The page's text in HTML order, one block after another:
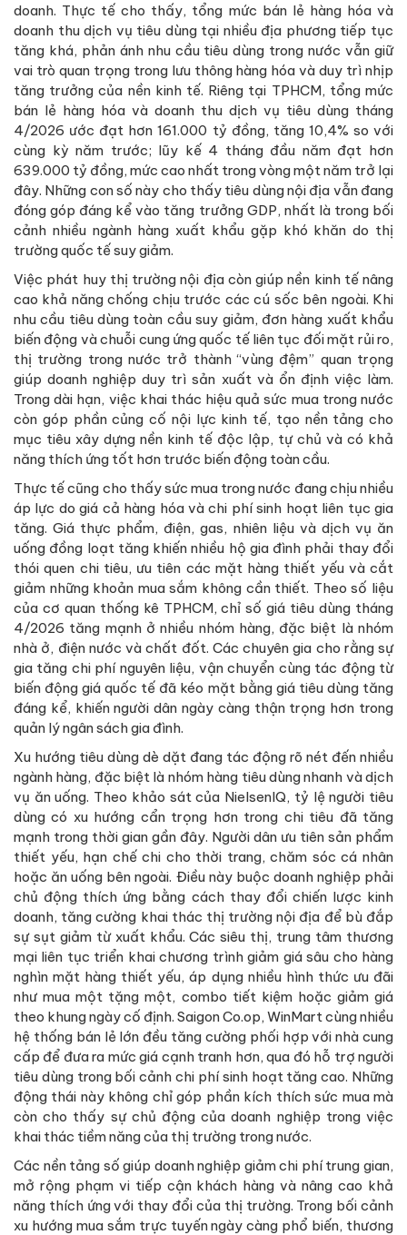
doanh. Thực tế cho thấy, tổng mức bán lẻ hàng hóa và
doanh thu dịch vụ tiêu dùng tại nhiều địa phương tiếp tục
tăng khá, phản ánh nhu cầu tiêu dùng trong nước vẫn giữ
vai trò quan trọng trong lưu thông hàng hóa và duy trì nhịp
tăng trưởng của nền kinh tế. Riêng tại TPHCM, tổng mức
bán lẻ hàng hóa và doanh thu dịch vụ tiêu dùng tháng
4/2026 ước đạt hơn 161.000 tỷ đồng, tăng 10,4% so với
cùng kỳ năm trước; lũy kế 4 tháng đầu năm đạt hơn
639.000 tỷ đồng, mức cao nhất trong vòng một năm trở lại
đây. Những con số này cho thấy tiêu dùng nội địa vẫn đang
đóng góp đáng kể vào tăng trưởng GDP, nhất là trong bối
cảnh nhiều ngành hàng xuất khẩu gặp khó khăn do thị
trường quốc tế suy giảm.
Việc phát huy thị trường nội địa còn giúp nền kinh tế nâng
cao khả năng chống chịu trước các cú sốc bên ngoài. Khi
nhu cầu tiêu dùng toàn cầu suy giảm, đơn hàng xuất khẩu
biến động và chuỗi cung ứng quốc tế liên tục đối mặt rủi ro,
thị trường trong nước trở thành “vùng đệm” quan trọng
giúp doanh nghiệp duy trì sản xuất và ổn định việc làm.
Trong dài hạn, việc khai thác hiệu quả sức mua trong nước
còn góp phần củng cố nội lực kinh tế, tạo nền tảng cho
mục tiêu xây dựng nền kinh tế độc lập, tự chủ và có khả
năng thích ứng tốt hơn trước biến động toàn cầu.
Thực tế cũng cho thấy sức mua trong nước đang chịu nhiều
áp lực do giá cả hàng hóa và chi phí sinh hoạt liên tục gia
tăng. Giá thực phẩm, điện, gas, nhiên liệu và dịch vụ ăn
uống đồng loạt tăng khiến nhiều hộ gia đình phải thay đổi
thói quen chi tiêu, ưu tiên các mặt hàng thiết yếu và cắt
giảm những khoản mua sắm không cần thiết. Theo số liệu
của cơ quan thống kê TPHCM, chỉ số giá tiêu dùng tháng
4/2026 tăng mạnh ở nhiều nhóm hàng, đặc biệt là nhóm
nhà ở, điện nước và chất đốt. Các chuyên gia cho rằng sự
gia tăng chi phí nguyên liệu, vận chuyển cùng tác động từ
biến động giá quốc tế đã kéo mặt bằng giá tiêu dùng tăng
đáng kể, khiến người dân ngày càng thận trọng hơn trong
quản lý ngân sách gia đình.
Xu hướng tiêu dùng dè dặt đang tác động rõ nét đến nhiều
ngành hàng, đặc biệt là nhóm hàng tiêu dùng nhanh và dịch
vụ ăn uống. Theo khảo sát của NielsenIQ, tỷ lệ người tiêu
dùng có xu hướng cẩn trọng hơn trong chi tiêu đã tăng
mạnh trong thời gian gần đây. Người dân ưu tiên sản phẩm
thiết yếu, hạn chế chi cho thời trang, chăm sóc cá nhân
hoặc ăn uống bên ngoài. Điều này buộc doanh nghiệp phải
chủ động thích ứng bằng cách thay đổi chiến lược kinh
doanh, tăng cường khai thác thị trường nội địa để bù đắp
sự sụt giảm từ xuất khẩu. Các siêu thị, trung tâm thương
mại liên tục triển khai chương trình giảm giá sâu cho hàng
nghìn mặt hàng thiết yếu, áp dụng nhiều hình thức ưu đãi
như mua một tặng một, combo tiết kiệm hoặc giảm giá
theo khung ngày cố định. Saigon Co.op, WinMart cùng nhiều
hệ thống bán lẻ lớn đều tăng cường phối hợp với nhà cung
cấp để đưa ra mức giá cạnh tranh hơn, qua đó hỗ trợ người
tiêu dùng trong bối cảnh chi phí sinh hoạt tăng cao. Những
động thái này không chỉ góp phần kích thích sức mua mà
còn cho thấy sự chủ động của doanh nghiệp trong việc
khai thác tiềm năng của thị trường trong nước.
Các nền tảng số giúp doanh nghiệp giảm chi phí trung gian,
mở rộng phạm vi tiếp cận khách hàng và nâng cao khả
năng thích ứng với thay đổi của thị trường. Trong bối cảnh
xu hướng mua sắm trực tuyến ngày càng phổ biến, thương